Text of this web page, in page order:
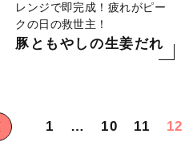
レンジで即完成！疲れがピー
クの日の救世主！
豚ともやしの生姜だれ
投
1 … 10 11 12